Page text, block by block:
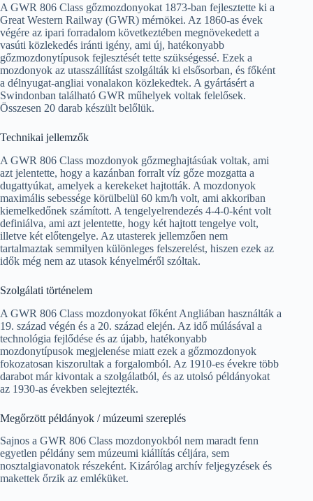
A GWR 806 Class gőzmozdonyokat 1873-ban fejlesztette ki a
Great Western Railway (GWR) mérnökei. Az 1860-as évek
végére az ipari forradalom következtében megnövekedett a
vasúti közlekedés iránti igény, ami új, hatékonyabb
gőzmozdonytípusok fejlesztését tette szükségessé. Ezek a
mozdonyok az utasszállítást szolgálták ki elsősorban, és főként
a délnyugat-angliai vonalakon közlekedtek. A gyártásért a
Swindonban található GWR műhelyek voltak felelősek.
Összesen 20 darab készült belőlük.
Technikai jellemzők
A GWR 806 Class mozdonyok gőzmeghajtásúak voltak, ami
azt jelentette, hogy a kazánban forralt víz gőze mozgatta a
dugattyúkat, amelyek a kerekeket hajtották. A mozdonyok
maximális sebessége körülbelül 60 km/h volt, ami akkoriban
kiemelkedőnek számított. A tengelyelrendezés 4-4-0-ként volt
definiálva, ami azt jelentette, hogy két hajtott tengelye volt,
illetve két előtengelye. Az utasterek jellemzően nem
tartalmaztak semmilyen különleges felszerelést, hiszen ezek az
idők még nem az utasok kényelméről szóltak.
Szolgálati történelem
A GWR 806 Class mozdonyokat főként Angliában használták a
19. század végén és a 20. század elején. Az idő múlásával a
technológia fejlődése és az újabb, hatékonyabb
mozdonytípusok megjelenése miatt ezek a gőzmozdonyok
fokozatosan kiszorultak a forgalomból. Az 1910-es évekre több
darabot már kivontak a szolgálatból, és az utolsó példányokat
az 1930-as években selejtezték.
Megőrzött példányok / múzeumi szereplés
Sajnos a GWR 806 Class mozdonyokból nem maradt fenn
egyetlen példány sem múzeumi kiállítás céljára, sem
nosztalgiavonatok részeként. Kizárólag archív feljegyzések és
makettek őrzik az emléküket.